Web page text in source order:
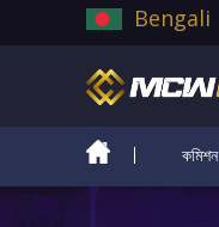
Bengali
কমিশন